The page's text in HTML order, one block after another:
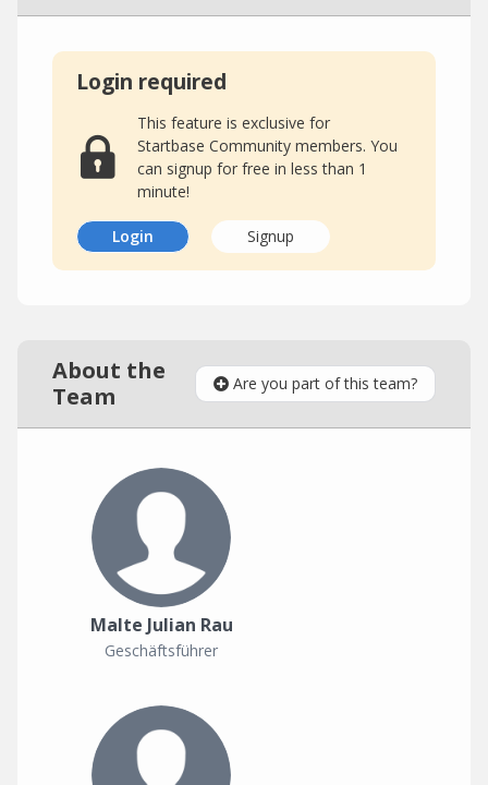
Login required
This feature is exclusive for
Startbase Community members. You
can signup for free in less than 1
minute!
Login Signup
About the
Team
Are you part of this team?
Malte Julian Rau
Geschäftsführer